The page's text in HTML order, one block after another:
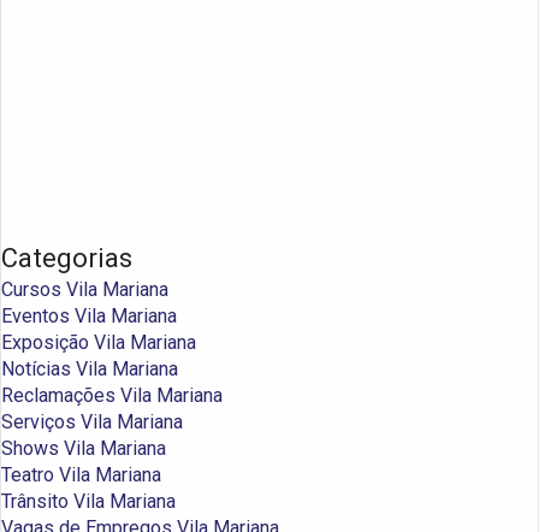
Categorias
Cursos Vila Mariana
Eventos Vila Mariana
Exposição Vila Mariana
Notícias Vila Mariana
Reclamações Vila Mariana
Serviços Vila Mariana
Shows Vila Mariana
Teatro Vila Mariana
Trânsito Vila Mariana
Vagas de Empregos Vila Mariana